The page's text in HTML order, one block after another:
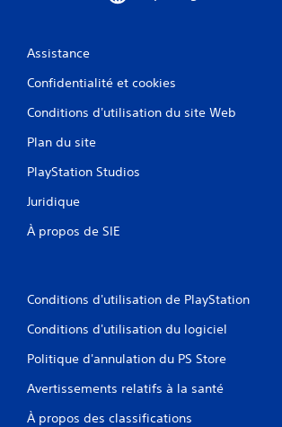
Assistance
Confidentialité et cookies
Conditions d'utilisation du site Web
Plan du site
PlayStation Studios
Juridique
À propos de SIE
Conditions d'utilisation de PlayStation
Conditions d'utilisation du logiciel
Politique d'annulation du PS Store
Avertissements relatifs à la santé
À propos des classifications